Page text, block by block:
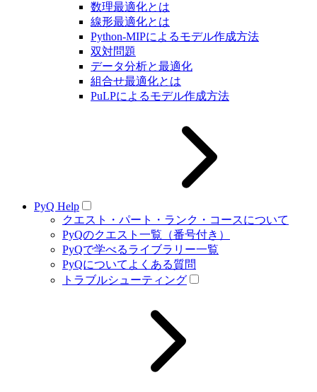
数理最適化とは
線形最適化とは
Python-MIPによるモデル作成方法
双対問題
データ分析と最適化
組合せ最適化とは
PuLPによるモデル作成方法
PyQ Help
クエスト・パート・ランク・コースについて
PyQのクエスト一覧（番号付き）
PyQで学べるライブラリー一覧
PyQについてよくある質問
トラブルシューティング